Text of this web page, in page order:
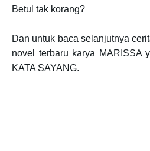
Betul tak korang?
Dan untuk baca selanjutnya
novel terbaru karya MARISSA
KATA SAYANG.